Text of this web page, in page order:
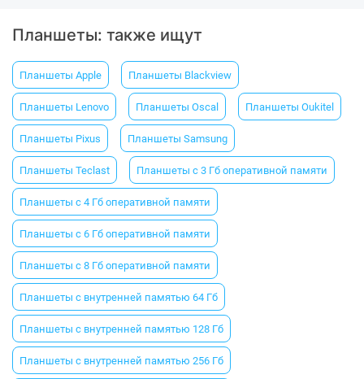
Планшеты: также ищут
Планшеты Apple Планшеты Blackview
Планшеты Lenovo Планшеты Oscal Планшеты Oukitel
Планшеты Pixus Планшеты Samsung
Планшеты Teclast Планшеты с 3 Гб оперативной памяти
Планшеты с 4 Гб оперативной памяти
Планшеты с 6 Гб оперативной памяти
Планшеты с 8 Гб оперативной памяти
Планшеты с внутренней памятью 64 Гб
Планшеты с внутренней памятью 128 Гб
Планшеты с внутренней памятью 256 Гб